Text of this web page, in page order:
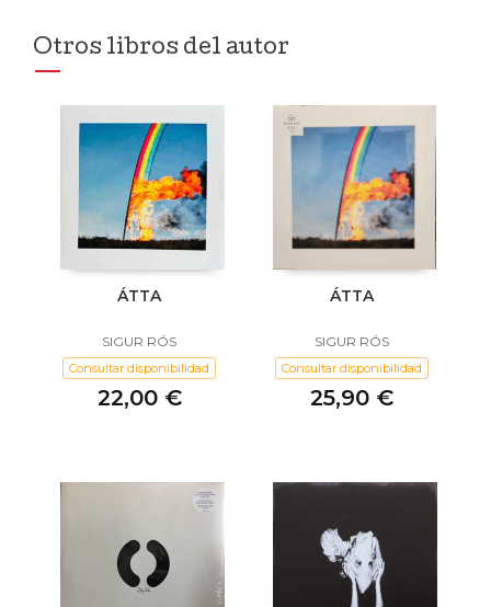
Otros libros del autor
ÁTTA
SIGUR RÓS
Consultar disponibilidad
22,00 €
ÁTTA
SIGUR RÓS
Consultar disponibilidad
25,90 €